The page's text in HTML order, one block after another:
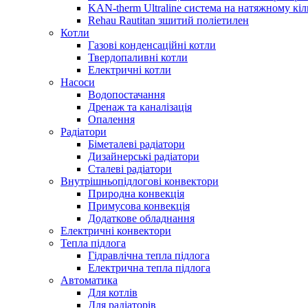
KAN-therm Ultraline система на натяжному
Rehau Rautitan зшитий поліетилен
Котли
Газові конденсаційні котли
Твердопаливні котли
Електричні котли
Насоси
Водопостачання
Дренаж та каналізація
Опалення
Радіатори
Біметалеві радіатори
Дизайнерські радіатори
Сталеві радіатори
Внутрішньопідлогові конвектори
Природна конвекція
Примусова конвекція
Додаткове обладнання
Електричні конвектори
Тепла підлога
Гідравлічна тепла підлога
Електрична тепла підлога
Автоматика
Для котлів
Для радіаторів